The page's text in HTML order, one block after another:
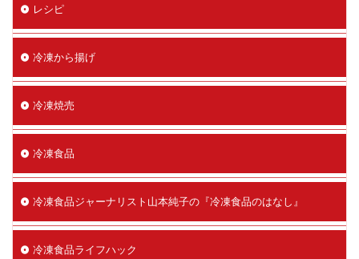
レシピ
冷凍から揚げ
冷凍焼売
冷凍食品
冷凍食品ジャーナリスト山本純子の『冷凍食品のはなし』
冷凍食品ライフハック